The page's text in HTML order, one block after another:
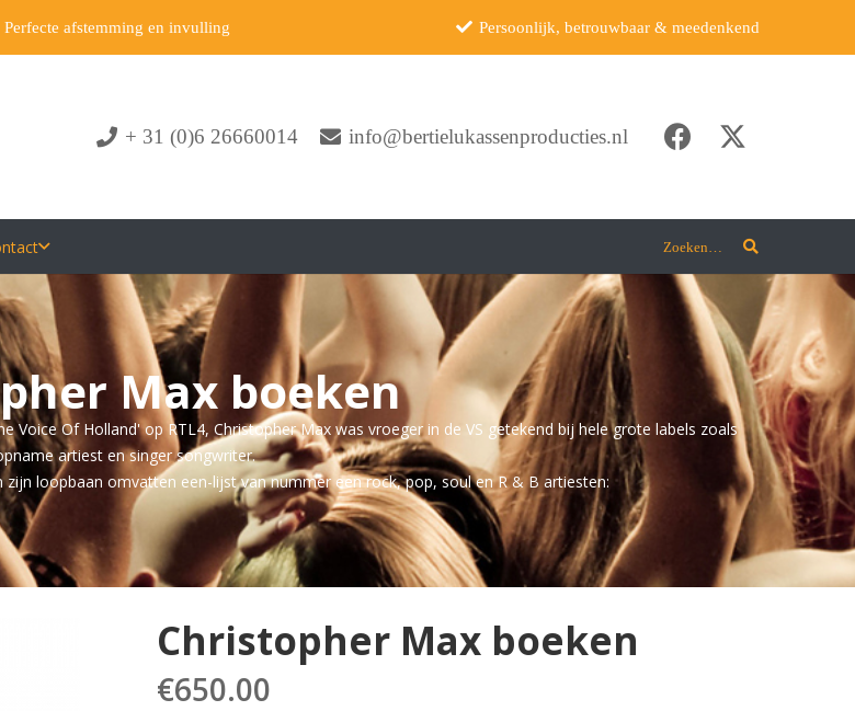
Perfecte afstemming en invulling Persoonlijk, betrouwbaar & meedenkend
+ 31 (0)6 26660014 info@bertielukassenproducties.nl
Zoeken…
Max boeken
Of Holland' op RTL4, Christopher Max was vroeger in de VS getekend bij hele grote labels zoals
artiest en singer songwriter.
loopbaan omvatten een-lijst van nummer een rock, pop, soul en R & B artiesten:
Christopher Max boeken
€650.00